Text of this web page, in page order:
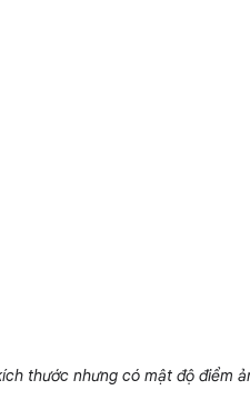
thước nhưng có mật độ điểm